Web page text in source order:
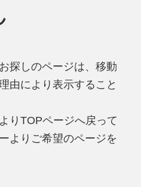
探しのページは、移動
由により表示すること
りTOPページへ戻って
よりご希望のページを